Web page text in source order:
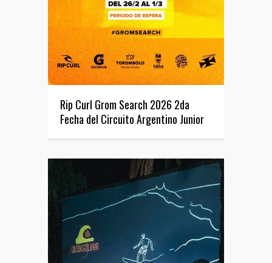
Rip Curl Grom Search 2026 2da
Fecha del Circuito Argentino Junior